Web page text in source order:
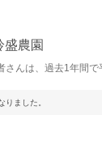
盛農園
さんは、過去1年間
りました。